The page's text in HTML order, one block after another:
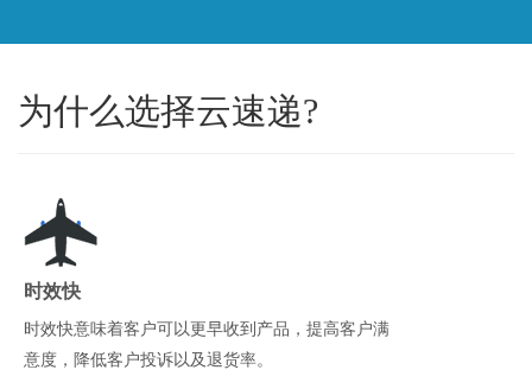
为什么选择云速递?
时效快
时效快意味着客户可以更早收到产品，提高客户满
意度，降低客户投诉以及退货率。